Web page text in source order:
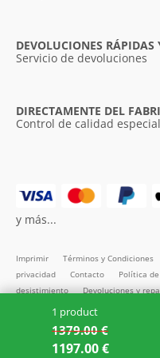
1 product
1379.00 €
1197.00 €
DEVOLUCIONES RÁPIDAS
Servicio de devoluciones
DIRECTAMENTE DEL
Control de calidad especial
Imprimir Términos y Condiciones
privacidad
Contacto Política
desistimiento
Devoluciones y
Todos los precios incl. IVA
Copyright SMARTBett GmbH © 2026
y más...